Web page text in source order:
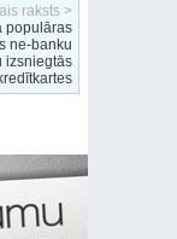
raksts >
populāras
ne-banku
izsniegtās